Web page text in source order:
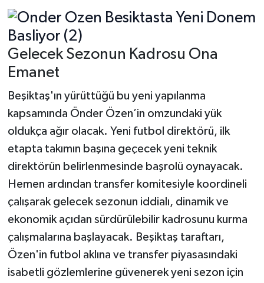
Gelecek Sezonun Kadrosu Ona
Emanet
​Beşiktaş'ın yürüttüğü bu yeni yapılanma
kapsamında Önder Özen’in omzundaki yük
oldukça ağır olacak. Yeni futbol direktörü, ilk
etapta takımın başına geçecek yeni teknik
direktörün belirlenmesinde başrolü oynayacak.
Hemen ardından transfer komitesiyle koordineli
çalışarak gelecek sezonun iddialı, dinamik ve
ekonomik açıdan sürdürülebilir kadrosunu kurma
çalışmalarına başlayacak. Beşiktaş taraftarı,
Özen'in futbol aklına ve transfer piyasasındaki
isabetli gözlemlerine güvenerek yeni sezon için